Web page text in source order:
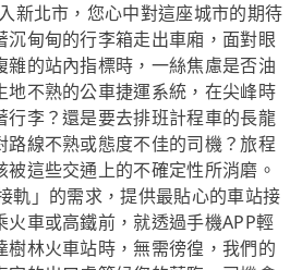
新北市，您心中對這座城市的期待
沉甸甸的行李箱走出車廂，面對眼
雜的站內指標時，一絲焦慮是否油
地不熟的公車捷運系統，在尖峰時
行李？還是要去排班計程車的長龍
路線不熟或態度不佳的司機？旅程
這些交通上的不確定性所消磨。
」的需求，提供最貼心的車站接
車或高鐵前，就透過手機APP輕
樹林火車站時，無需徬徨，我們的